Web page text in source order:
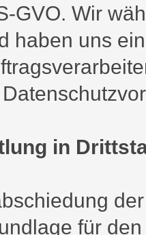
GVO. Wir
haben uns
in
für